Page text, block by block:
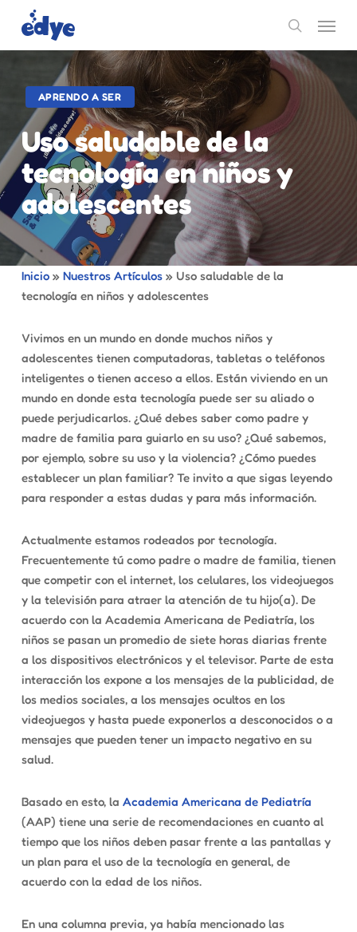
main
search
Menu
APRENDO A SER
Uso saludable de la
tecnología en niños y
adolescentes
Inicio» Nuestros Artículos» Uso saludable de la
tecnología en niños y adolescentes
Vivimos en un mundo en donde muchos niños y
adolescentes tienen computadoras, tabletas o teléfonos
inteligentes o tienen acceso a ellos. Están viviendo en un
mundo en donde esta tecnología puede ser su aliado o
puede perjudicarlos. ¿Qué debes saber como padre y
madre de familia para guiarlo en su uso? ¿Qué sabemos,
por ejemplo, sobre su uso y la violencia? ¿Cómo puedes
establecer un plan familiar? Te invito a que sigas leyendo
para responder a estas dudas y para más información.
Actualmente estamos rodeados por tecnología.
Frecuentemente tú como padre o madre de familia, tienen
que competir con el internet, los celulares, los videojuegos
y la televisión para atraer la atención de tu hijo(a). De
acuerdo con la Academia Americana de Pediatría, los
niños se pasan un promedio de siete horas diarias frente
a los dispositivos electrónicos y el televisor. Parte de esta
interacción los expone a los mensajes de la publicidad, de
los medios sociales, a los mensajes ocultos en los
videojuegos y hasta puede exponerlos a desconocidos o a
mensajes que pueden tener un impacto negativo en su
salud.
Basado en esto, la Academia Americana de Pediatría
(AAP) tiene una serie de recomendaciones en cuanto al
tiempo que los niños deben pasar frente a las pantallas y
un plan para el uso de la tecnología en general, de
acuerdo con la edad de los niños.
En una columna previa, ya había mencionado las